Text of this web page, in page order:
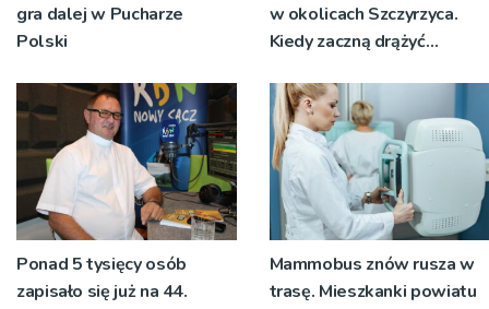
gra dalej w Pucharze
Polski
w okolicach Szczyrzyca.
Kiedy zaczną drążyć
Ponad 5 tysięcy osób
zapisało się już na 44.
Mammobus znów rusza w
trasę. Mieszkanki powiatu